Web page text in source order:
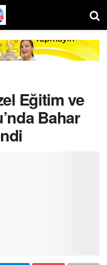
Eğitim ve
Bahar